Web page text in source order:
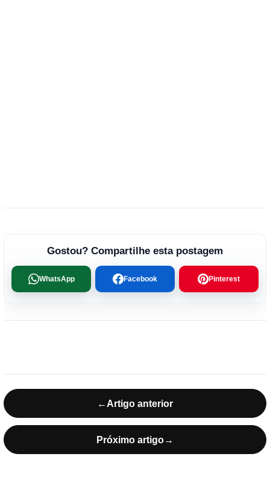
Gostou? Compartilhe esta postagem
WhatsApp Facebook Pinterest
← Artigo anterior
Próximo artigo→